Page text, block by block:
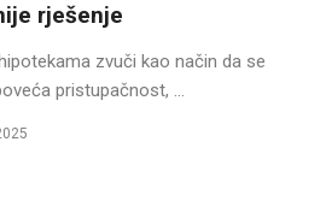
rješenje
zvuči kao način da se
pristupačnost, ...